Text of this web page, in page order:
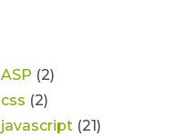
ASP (2)
css (2)
javascript (21)